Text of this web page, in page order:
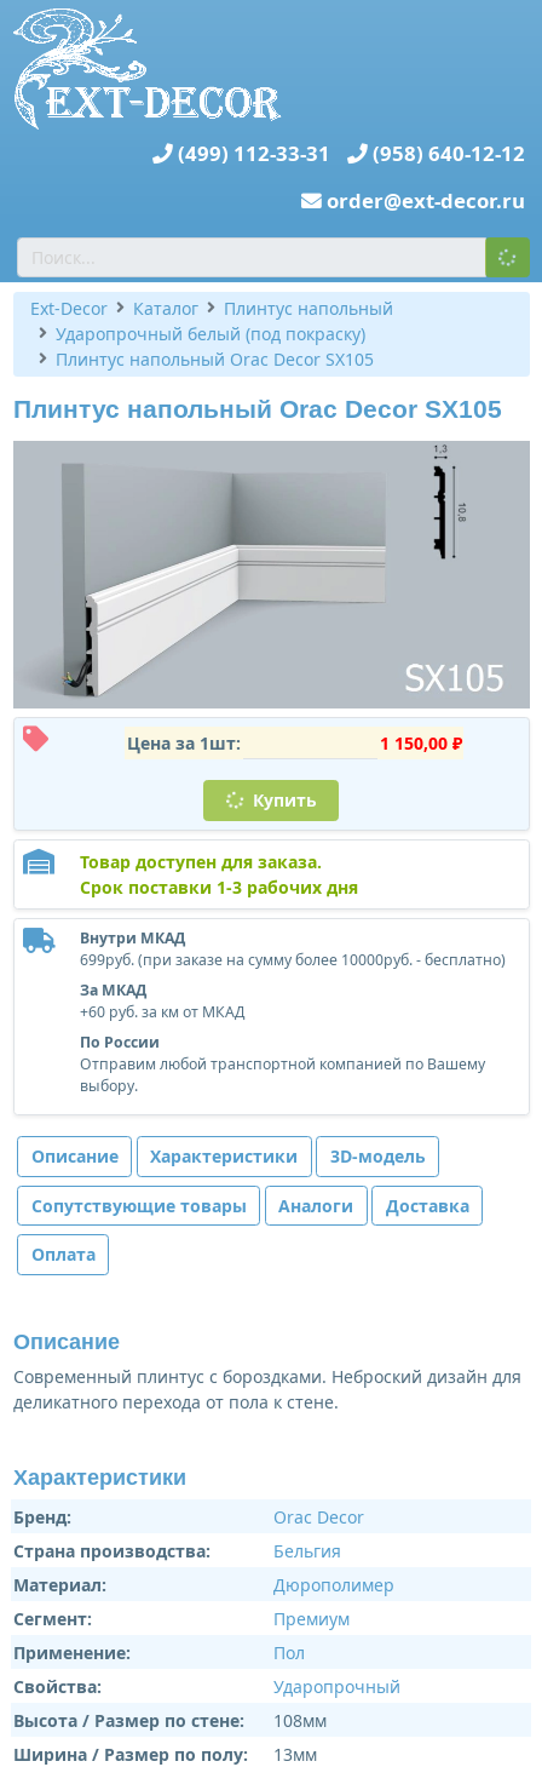
(499) 112-33-31
(958) 640-12-12
order@ext-decor.ru
Ext-Decor Каталог
Плинтус напольный
Ударопрочный белый (под покраску)
Плинтус напольный Orac Decor SX105
Плинтус напольный Orac Decor SX105
Цена за 1шт: 1 150,00 ₽
Купить
Товар доступен для заказа.
Срок поставки 1-3 рабочих дня
Внутри МКАД
699руб. (при заказе на сумму более 10000руб. - бесплатно)
За МКАД
+60 руб. за км от МКАД
По России
Отправим любой транспортной компанией по Вашему
выбору.
Описание Характеристики 3D-модель
Сопутствующие товары Аналоги Доставка
Оплата
Описание
Современный плинтус с бороздками. Неброский дизайн для
деликатного перехода от пола к стене.
Характеристики
Бренд:
Orac Decor
Страна производства:
Бельгия
Материал:
Дюрополимер
Сегмент:
Премиум
Применение:
Пол
Свойства:
Ударопрочный
Высота / Размер по стене:
108мм
Ширина / Размер по полу:
13мм